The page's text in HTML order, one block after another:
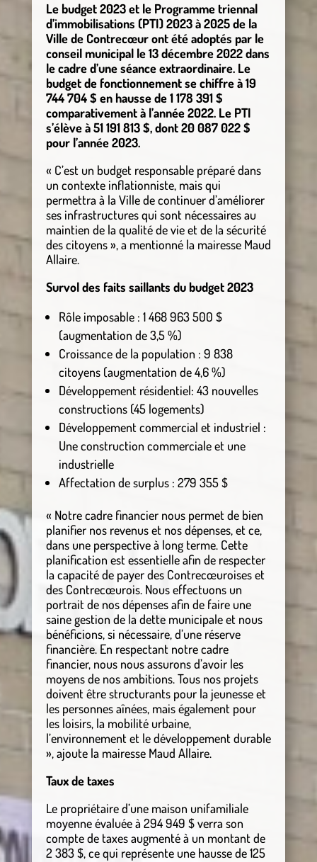
Le budget 2023 et le Programme triennal
d’immobilisations (PTI) 2023 à 2025 de la
Ville de Contrecœur ont été adoptés par le
conseil municipal le 13 décembre 2022 dans
le cadre d’une séance extraordinaire. Le
budget de fonctionnement se chiffre à 19
744 704 $ en hausse de 1 178 391 $
comparativement à l’année 2022. Le PTI
s’élève à 51 191 813 $, dont 20 087 022 $
pour l’année 2023.
« C’est un budget responsable préparé dans
un contexte inflationniste, mais qui
permettra à la Ville de continuer d’améliorer
ses infrastructures qui sont nécessaires au
maintien de la qualité de vie et de la sécurité
des citoyens », a mentionné la mairesse Maud
Allaire.
Survol des faits saillants du budget 2023
Rôle imposable : 1 468 963 500 $
(augmentation de 3,5 %)
Croissance de la population : 9 838
citoyens (augmentation de 4,6 %)
Développement résidentiel: 43 nouvelles
constructions (45 logements)
Développement commercial et industriel :
Une construction commerciale et une
industrielle
Affectation de surplus : 279 355 $
« Notre cadre financier nous permet de bien
planifier nos revenus et nos dépenses, et ce,
dans une perspective à long terme. Cette
planification est essentielle afin de respecter
la capacité de payer des Contrecœuroises et
des Contrecœurois. Nous effectuons un
portrait de nos dépenses afin de faire une
saine gestion de la dette municipale et nous
bénéficions, si nécessaire, d’une réserve
financière. En respectant notre cadre
financier, nous nous assurons d’avoir les
moyens de nos ambitions. Tous nos projets
doivent être structurants pour la jeunesse et
les personnes aînées, mais également pour
les loisirs, la mobilité urbaine,
l’environnement et le développement durable
», ajoute la mairesse Maud Allaire.
Taux de taxes
Le propriétaire d’une maison unifamiliale
moyenne évaluée à 294 949 $ verra son
compte de taxes augmenté à un montant de
2 383 $, ce qui représente une hausse de 125